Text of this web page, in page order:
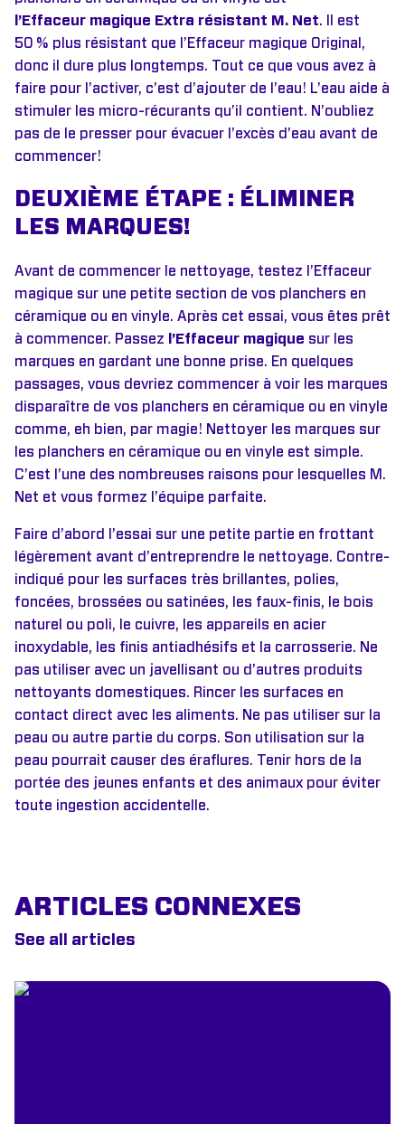
l’Effaceur magique Extra résistant M. Net. Il est
50 % plus résistant que l’Effaceur magique Original,
donc il dure plus longtemps. Tout ce que vous avez à
faire pour l’activer, c’est d’ajouter de l’eau! L’eau aide à
stimuler les micro-récurants qu’il contient. N’oubliez
pas de le presser pour évacuer l’excès d’eau avant de
commencer!
DEUXIÈME ÉTAPE : ÉLIMINER
LES MARQUES!
Avant de commencer le nettoyage, testez l’Effaceur
magique sur une petite section de vos planchers en
céramique ou en vinyle. Après cet essai, vous êtes prêt
à commencer. Passez l’Effaceur magique sur les
marques en gardant une bonne prise. En quelques
passages, vous devriez commencer à voir les marques
disparaître de vos planchers en céramique ou en vinyle
comme, eh bien, par magie! Nettoyer les marques sur
les planchers en céramique ou en vinyle est simple.
C’est l’une des nombreuses raisons pour lesquelles M.
Net et vous formez l’équipe parfaite.
Faire d’abord l’essai sur une petite partie en frottant
légèrement avant d’entreprendre le nettoyage. Contre-
indiqué pour les surfaces très brillantes, polies,
foncées, brossées ou satinées, les faux-finis, le bois
naturel ou poli, le cuivre, les appareils en acier
inoxydable, les finis antiadhésifs et la carrosserie. Ne
pas utiliser avec un javellisant ou d’autres produits
nettoyants domestiques. Rincer les surfaces en
contact direct avec les aliments. Ne pas utiliser sur la
peau ou autre partie du corps. Son utilisation sur la
peau pourrait causer des éraflures. Tenir hors de la
portée des jeunes enfants et des animaux pour éviter
toute ingestion accidentelle.
ARTICLES CONNEXES
See all articles